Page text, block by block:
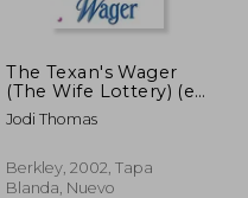
The Texan's Wager
(The Wife Lottery) (en
Inglés)
Jodi Thomas
Berkley, 2002, Tapa
Blanda, Nuevo